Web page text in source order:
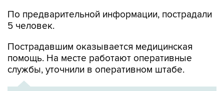
По предварительной информации, пострадали
5 человек.
Пострадавшим оказывается медицинская
помощь. На месте работают оперативные
службы, уточнили в оперативном штабе.